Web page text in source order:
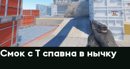
Смок с Т спавна в нычку